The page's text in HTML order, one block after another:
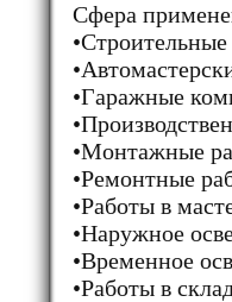
Сфера
•Гаражные
•Монтажные
•Ремонтные
•Работы в
•Наружное
•Временное
•Работы в